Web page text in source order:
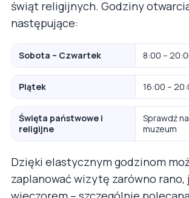
świąt religijnych. Godziny
następujące:
Sobota – Czwartek 8:00 –
Piątek 16:00 –
Święta państwowe i
religijne
Sprawdź
muzeum
Dzięki elastycznym godzinom
zaplanować wizytę zarówno rano,